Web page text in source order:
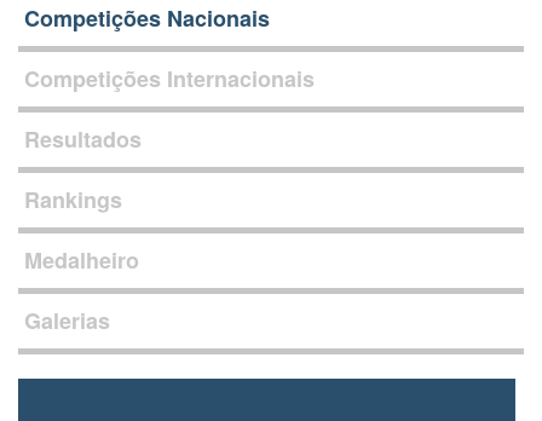
Competições Nacionais
Competições Internacionais
Resultados
Rankings
Medalheiro
Galerias